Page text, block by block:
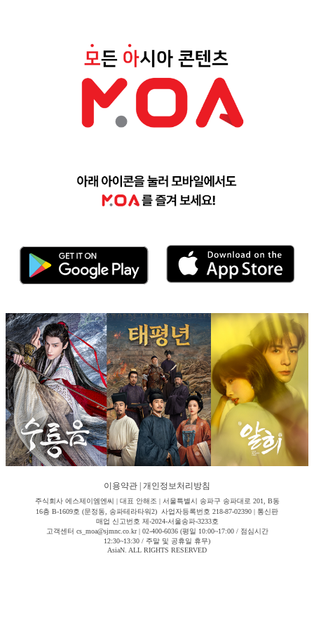
이용약관 개인정보처리방침
주식회사 에스제이엠엔씨 | 대표 안해조 | 서울특별시 송파구 송파대로 201, B동
16층 B-1609호 (문정동, 송파테라타워2) 사업자등록번호 218-87-02390 | 통신판
매업 신고번호 제-2024-서울송파-3233호
고객센터 cs_moa@sjmnc.co.kr | 02-400-6036 (평일 10:00~17:00 / 점심시간
12:30~13:30 / 주말 및 공휴일 휴무)
AsiaN. ALL RIGHTS RESERVED